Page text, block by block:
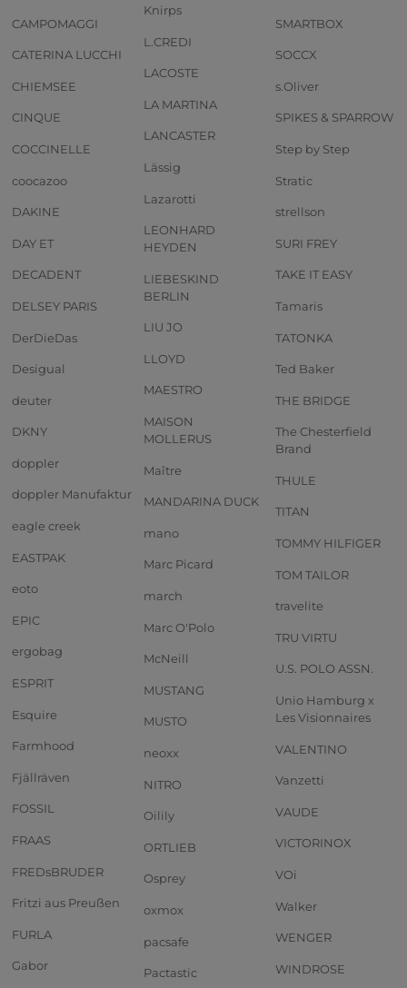
CAMPOMAGGI
CATERINA LUCCHI
CHIEMSEE
CINQUE
COCCINELLE
coocazoo
DAKINE
DAY ET
DECADENT
DELSEY PARIS
DerDieDas
Desigual
deuter
DKNY
doppler
doppler Manufaktur
eagle creek
EASTPAK
eoto
EPIC
ergobag
ESPRIT
Esquire
Farmhood
Fjällräven
FOSSIL
FRAAS
FREDsBRUDER
Fritzi aus Preußen
FURLA
Gabor
Knirps
L.CREDI
LACOSTE
LA MARTINA
LANCASTER
Lässig
Lazarotti
LEONHARD
HEYDEN
LIEBESKIND
BERLIN
LIU JO
LLOYD
MAESTRO
MAISON
MOLLERUS
Maître
MANDARINA DUCK
mano
Marc Picard
march
Marc O'Polo
McNeill
MUSTANG
MUSTO
neoxx
NITRO
Oilily
ORTLIEB
Osprey
oxmox
pacsafe
Pactastic
SMARTBOX
SOCCX
s.Oliver
SPIKES & SPARROW
Step by Step
Stratic
strellson
SURI FREY
TAKE IT EASY
Tamaris
TATONKA
Ted Baker
THE BRIDGE
The Chesterfield
Brand
THULE
TITAN
TOMMY HILFIGER
TOM TAILOR
travelite
TRU VIRTU
U.S. POLO ASSN.
Unio Hamburg x
Les Visionnaires
VALENTINO
Vanzetti
VAUDE
VICTORINOX
VOi
Walker
WENGER
WINDROSE